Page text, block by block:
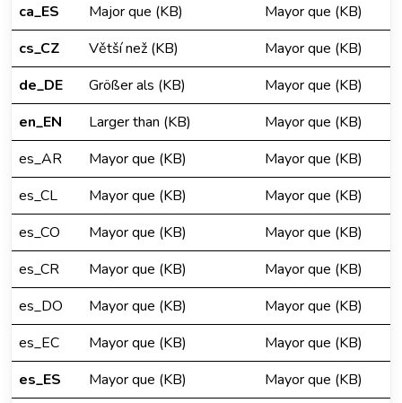
ca_ES
Major que (KB)
Mayor que (KB)
cs_CZ
Větší než (KB)
Mayor que (KB)
de_DE
Größer als (KB)
Mayor que (KB)
en_EN
Larger than (KB)
Mayor que (KB)
es_AR
Mayor que (KB)
Mayor que (KB)
es_CL
Mayor que (KB)
Mayor que (KB)
es_CO
Mayor que (KB)
Mayor que (KB)
es_CR
Mayor que (KB)
Mayor que (KB)
es_DO
Mayor que (KB)
Mayor que (KB)
es_EC
Mayor que (KB)
Mayor que (KB)
es_ES
Mayor que (KB)
Mayor que (KB)